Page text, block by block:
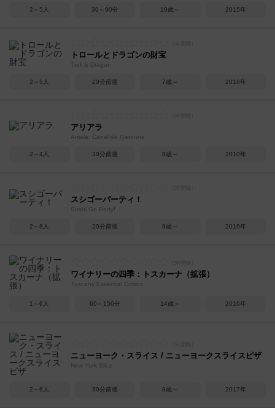
2～5人 30～90分 10歳～ 2015年
トロールとドラゴンの財宝
Troll & Dragon
2～5人 20分前後 7歳～ 2018年
アリアラ
Arriala: Canal de Garonne
2～4人 30分前後 8歳～ 2010年
スシゴーパーティ！
Sushi Go Party!
2～8人 20分前後 8歳～ 2016年
ワイナリーの四季：トスカーナ（拡張）
Tuscany Essential Edition
1～6人 60～150分 14歳～ 2016年
ニューヨーク・スライス / ニューヨークスライスピザ
New York Slice
2～6人 30分前後 8歳～ 2017年